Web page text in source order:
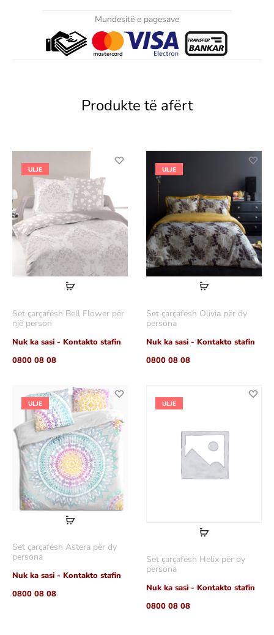
Mundesitë e pagesave
Produkte të afërt
ULJE
Lexoni
Set çarçafësh Bell Flower për
një person
Nuk ka sasi - Kontakto stafin
0800 08 08
ULJE
Lexoni
shumë
Set çarçafësh Olivia për dy
persona
Nuk ka sasi - Kontakto stafin
0800 08 08
ULJE
Lexoni
shumë
Set çarçafësh Astera për dy
persona
Nuk ka sasi - Kontakto stafin
0800 08 08
ULJE
Lexoni
Set çarçafësh Helix për dy
persona
Nuk ka sasi - Kontakto stafin
0800 08 08